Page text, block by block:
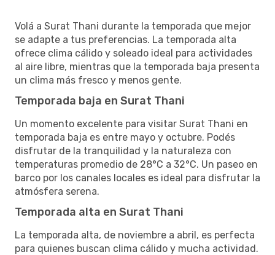
Volá a Surat Thani durante la temporada que mejor
se adapte a tus preferencias. La temporada alta
ofrece clima cálido y soleado ideal para actividades
al aire libre, mientras que la temporada baja presenta
un clima más fresco y menos gente.
Temporada baja en Surat Thani
Un momento excelente para visitar Surat Thani en
temporada baja es entre mayo y octubre. Podés
disfrutar de la tranquilidad y la naturaleza con
temperaturas promedio de 28°C a 32°C. Un paseo en
barco por los canales locales es ideal para disfrutar la
atmósfera serena.
Temporada alta en Surat Thani
La temporada alta, de noviembre a abril, es perfecta
para quienes buscan clima cálido y mucha actividad.